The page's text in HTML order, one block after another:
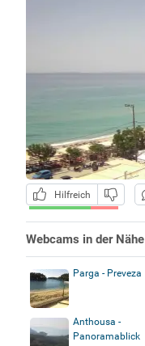
Hilfreich
Webcams in der Nähe
Parga - Preveza
Anthousa -
Panoramablick